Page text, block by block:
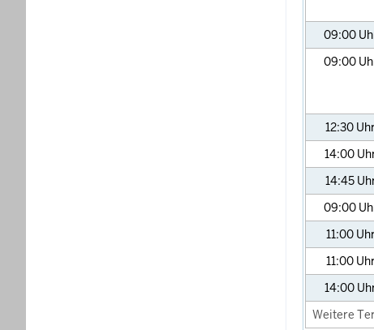
09:00
09:00
12:30
14:00
14:45
09:00
11:00
11:00
14:00
Weitere